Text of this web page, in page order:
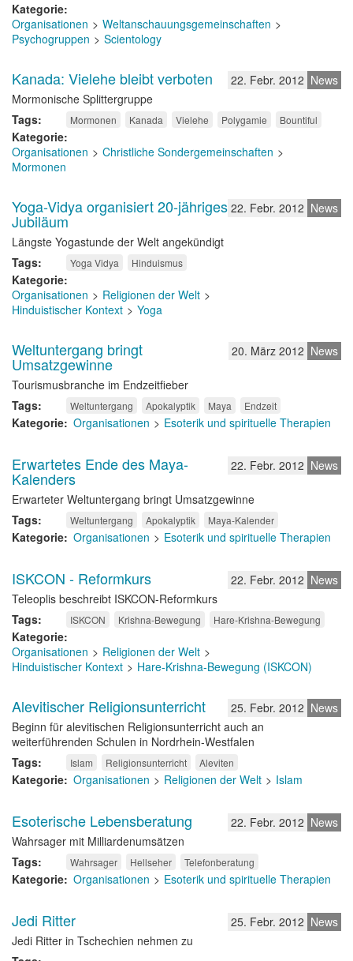
Kategorie
Organisationen
Weltanschauungsgemeinschaften
Psychogruppen
Scientology
News
22. Febr. 2012
Kanada: Vielehe bleibt verboten
Mormonische Splittergruppe
Tags
Mormonen Kanada Vielehe Polygamie Bountiful
Kategorie
Organisationen
Christliche Sondergemeinschaften
Mormonen
News
22. Febr. 2012
Yoga-Vidya organisiert 20-jähriges
Jubiläum
Längste Yogastunde der Welt angekündigt
Tags
Yoga Vidya Hinduismus
Kategorie
Organisationen
Religionen der Welt
Hinduistischer Kontext
Yoga
News
20. März 2012
Weltuntergang bringt
Umsatzgewinne
Tourismusbranche im Endzeitfieber
Tags
Weltuntergang Apokalyptik Maya Endzeit
Kategorie Organisationen Esoterik und spirituelle Therapien
News
22. Febr. 2012
Erwartetes Ende des Maya-
Kalenders
Erwarteter Weltuntergang bringt Umsatzgewinne
Tags
Weltuntergang Apokalyptik Maya-Kalender
Kategorie Organisationen Esoterik und spirituelle Therapien
News
22. Febr. 2012
ISKCON - Reformkurs
Teleoplis beschreibt ISKCON-Reformkurs
Tags
ISKCON Krishna-Bewegung Hare-Krishna-Bewegung
Kategorie
Organisationen
Religionen der Welt
Hinduistischer Kontext
Hare-Krishna-Bewegung (ISKCON)
News
25. Febr. 2012
Alevitischer Religionsunterricht
Beginn für alevitischen Religionsunterricht auch an
weiterführenden Schulen in Nordrhein-Westfalen
Tags
Islam Religionsunterricht Aleviten
Kategorie Organisationen Religionen der Welt Islam
News
22. Febr. 2012
Esoterische Lebensberatung
Wahrsager mit Milliardenumsätzen
Tags
Wahrsager Hellseher Telefonberatung
Kategorie Organisationen Esoterik und spirituelle Therapien
News
25. Febr. 2012
Jedi Ritter
Jedi Ritter in Tschechien nehmen zu